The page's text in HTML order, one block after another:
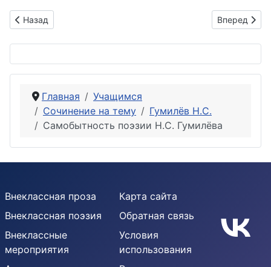
Предыдущий: Анализ стихотворения Н.С. Гумилёва
Назад Следующий:
Вперед
Главная
Учащимся
Сочинение на тему
Гумилёв Н.С.
Самобытность поэзии Н.С. Гумилёва
Внеклассная проза
Внеклассная поэзия
Внеклассные
мероприятия
Карта сайта
Обратная связь
Условия
использования